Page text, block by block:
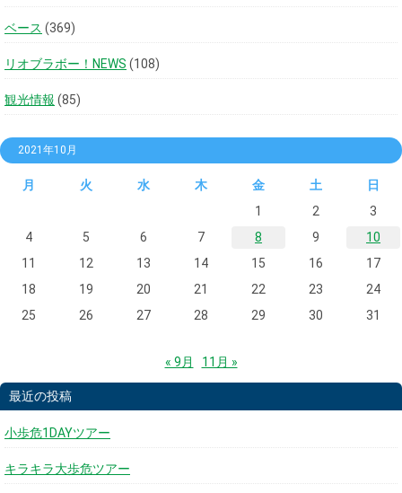
ベース (369)
リオブラボー！NEWS (108)
観光情報 (85)
2021年10月
月 火 水 木 金 土
日
1
2
3
4
5 6 7 8 9
10
11
12 13 14 15 16
17
18
19 20 21 22 23
24
25
26 27 28 29 30 31
« 9月 11月 »
最近の投稿
小歩危1DAYツアー
キラキラ大歩危ツアー